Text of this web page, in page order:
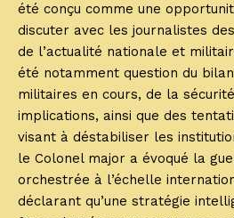
été conçu comme une
discuter avec les journalistes
de l’actualité nationale et
été notamment question du
militaires en cours, de la
implications, ainsi que des
visant à déstabiliser les
le Colonel major a évoqué la
orchestrée à l’échelle
déclarant qu’une stratégie